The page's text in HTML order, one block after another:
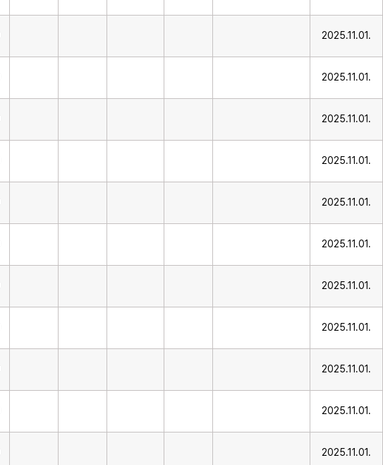
2025.11.01.
2025.11.01.
2025.11.01.
2025.11.01.
2025.11.01.
2025.11.01.
2025.11.01.
2025.11.01.
2025.11.01.
2025.11.01.
2025.11.01.